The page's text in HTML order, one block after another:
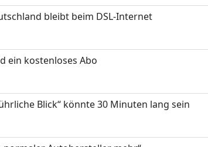
bleibt beim DSL-Internet
ein kostenloses Abo
Blick“ könnte 30 Minuten lang sein